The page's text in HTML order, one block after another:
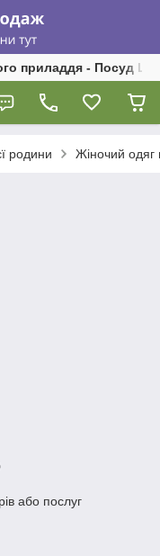
приладдя - Посуд
родини Жіночий одяг
або послуг